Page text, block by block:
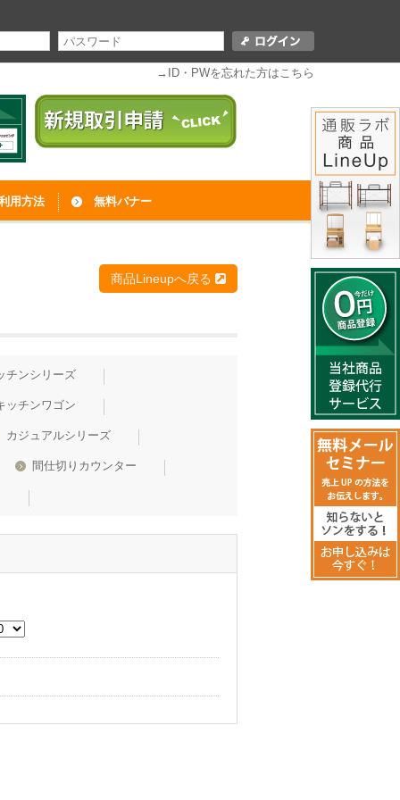
→ID・PWを忘れた方はこちら
用方法 無料バナー
商品Lineupへ戻る
チンシリーズ
ッチンワゴン
カジュアルシリーズ
間仕切りカウンター